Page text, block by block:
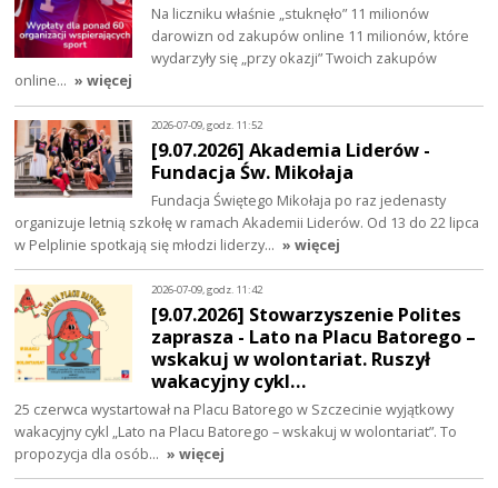
Na liczniku właśnie „stuknęło” 11 milionów
darowizn od zakupów online 11 milionów, które
wydarzyły się „przy okazji” Twoich zakupów
online… » więcej
2026-07-09, godz. 11:52
[9.07.2026] Akademia Liderów -
Fundacja Św. Mikołaja
Fundacja Świętego Mikołaja po raz jedenasty
organizuje letnią szkołę w ramach Akademii Liderów. Od 13 do 22 lipca
w Pelplinie spotkają się młodzi liderzy… » więcej
2026-07-09, godz. 11:42
[9.07.2026] Stowarzyszenie Polites
zaprasza - Lato na Placu Batorego –
wskakuj w wolontariat. Ruszył
wakacyjny cykl…
25 czerwca wystartował na Placu Batorego w Szczecinie wyjątkowy
wakacyjny cykl „Lato na Placu Batorego – wskakuj w wolontariat”. To
propozycja dla osób… » więcej